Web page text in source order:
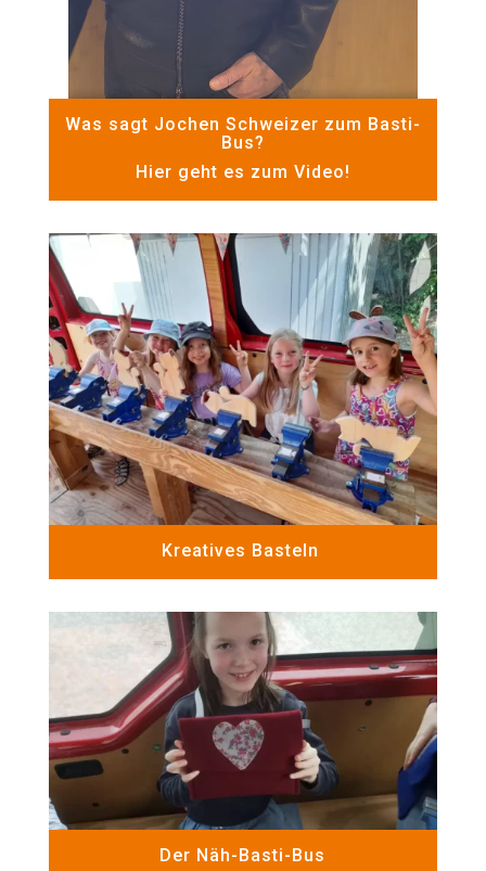
Was sagt Jochen Schweizer zum Basti-
Bus?
Hier geht es zum Video!
Kreatives Basteln
Der Näh-Basti-Bus